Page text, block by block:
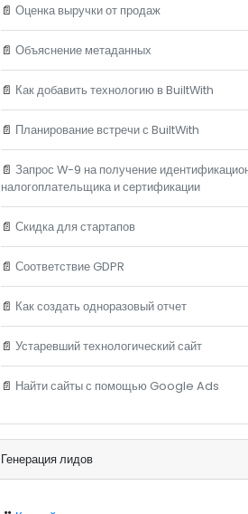
📄Оценка выручки от продаж
📄Объяснение метаданных
📄 Как добавить технологию в BuiltWith
📄 Планирование встречи с BuiltWith
📄Запрос W-9 на получение
налогоплательщика и сертификации
📄Скидка для стартапов
📄Соответствие GDPR
📄 Как создать одноразовый отчет
📄Устаревший технологический сайт
📄 Найти сайты с помощью Google Ads
Генерация лидов